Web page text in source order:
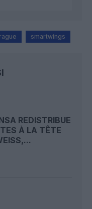
smartwings
REDISTRIBUE
À LA TÊTE